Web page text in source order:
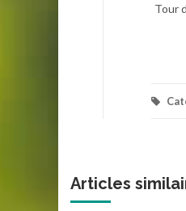
Tour
Articles